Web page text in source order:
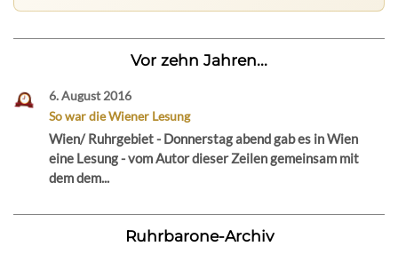
Vor zehn Jahren...
6. August 2016
So war die Wiener Lesung
Wien/ Ruhrgebiet - Donnerstag abend gab es in Wien
eine Lesung - vom Autor dieser Zeilen gemeinsam mit
dem dem...
Ruhrbarone-Archiv